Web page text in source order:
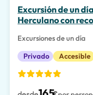
La mejor opción
Excursión de un
Herculano con
Excursiones de un día
Privado
Accesible